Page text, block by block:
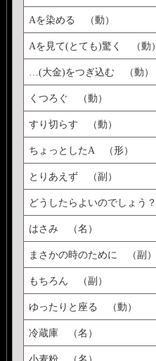
Aを染める （動）
Aを見て(とても)驚く （動）
…(大金)をつぎ込む （動）
くつろぐ （動）
すり切らす （動）
ちょっとしたA （形）
とりあえず （副）
どうしたらよいのでしょう？
はさみ （名）
まさかの時のために （副）
もちろん （副）
ゆったりと座る （動）
冷蔵庫 （名）